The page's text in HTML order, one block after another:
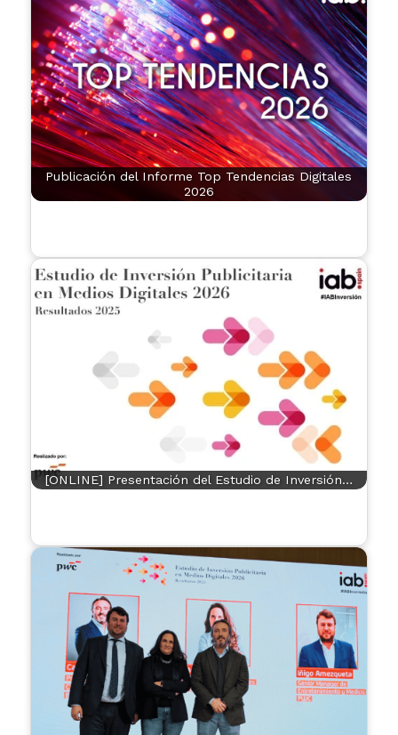
Publicación del Informe Top Tendencias Digitales
2026
[ONLINE] Presentación del Estudio de Inversión…